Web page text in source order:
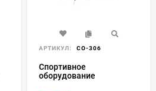
АРТИКУЛ: СО-306
Спортивное
оборудование